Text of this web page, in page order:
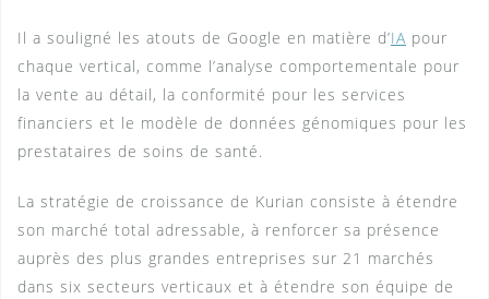
Il a souligné les atouts de Google en matière d’IA pour
chaque vertical, comme l’analyse comportementale pour
la vente au détail, la conformité pour les services
financiers et le modèle de données génomiques pour les
prestataires de soins de santé.
La stratégie de croissance de Kurian consiste à étendre
son marché total adressable, à renforcer sa présence
auprès des plus grandes entreprises sur 21 marchés
dans six secteurs verticaux et à étendre son équipe de